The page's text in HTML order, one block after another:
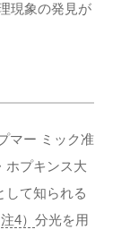
現象の発見が
マー ミック准
ホプキンス大
して知られる
4） 分光を用